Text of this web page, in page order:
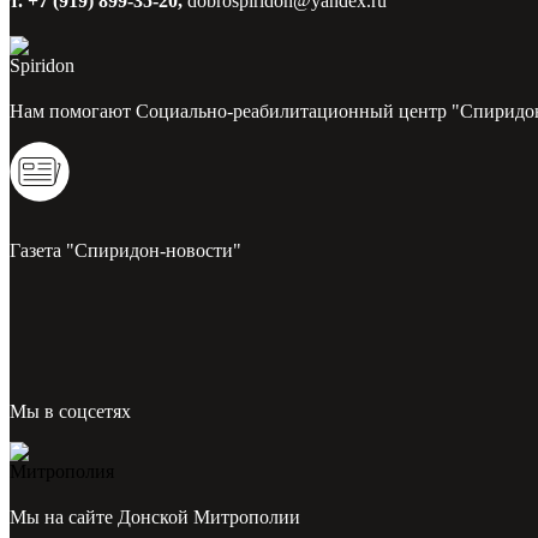
Нам помогают Социально-реабилитационный центр
Газета "Спиридон-новости"
Мы в соцсетях
Мы на сайте Донской Митрополии